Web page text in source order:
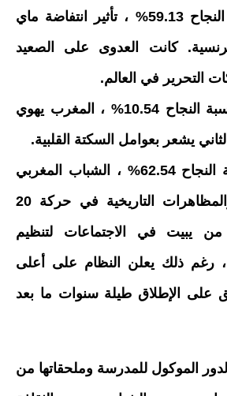
1969: كانت نسبة النجاح 59.13% ، تأثير انتفاضة ماي
الفرنسية. كانت العدوى على الصعيد
التحرير في العالم.
1993: لم تتجاوز نسبة النجاح 10.54% ، المغرب يهوي
يشعر بعوامل السكتة القلبية.
2011: وصلت نسبة النجاح 62.54% ، الشباب المغربي
ينظم المسيرات والمظاهرات التاريخية في حركة 20
ومنه من يبيت في الاجتماعات لتنظيم
رغم ذلك يعلن النظام على أعلى
على الإطلاق طيلة سنوات ما بعد
الموكول للمدرسة وملحقاتها من